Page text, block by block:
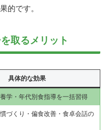
的です。
取るメリット
具体的な効果
学・年代別食指導を一括習得
づくり・偏食改善・食卓会話の